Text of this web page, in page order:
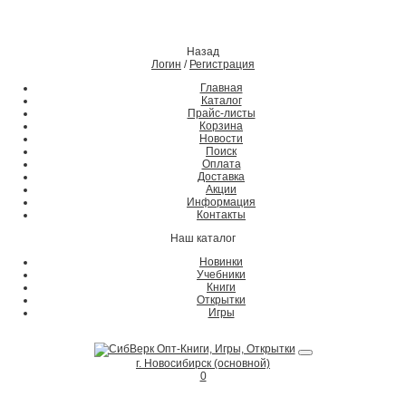
Назад
Логин / Регистрация
Главная
Каталог
Прайс-листы
Корзина
Новости
Поиск
Оплата
Доставка
Акции
Информация
Контакты
Наш каталог
Новинки
Учебники
Книги
Открытки
Игры
г. Новосибирск (основной)
0